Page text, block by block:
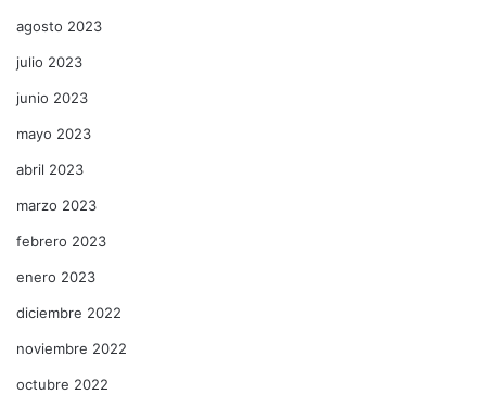
agosto 2023
julio 2023
junio 2023
mayo 2023
abril 2023
marzo 2023
febrero 2023
enero 2023
diciembre 2022
noviembre 2022
octubre 2022